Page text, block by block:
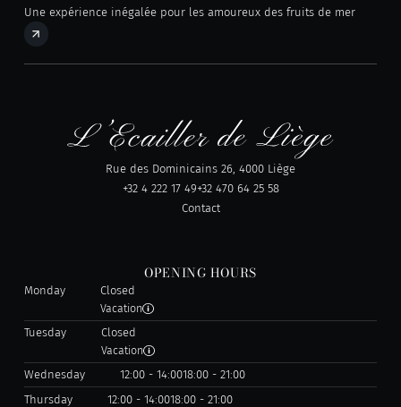
Une expérience inégalée pour les amoureux des fruits de mer
Rue des Dominicains 26, 4000 Liège
+32 4 222 17 49+32 470 64 25 58
Contact
OPENING HOURS
Monday
Closed
Vacation
Tuesday
Closed
Vacation
Wednesday
12:00 - 14:0018:00 - 21:00
Thursday
12:00 - 14:0018:00 - 21:00